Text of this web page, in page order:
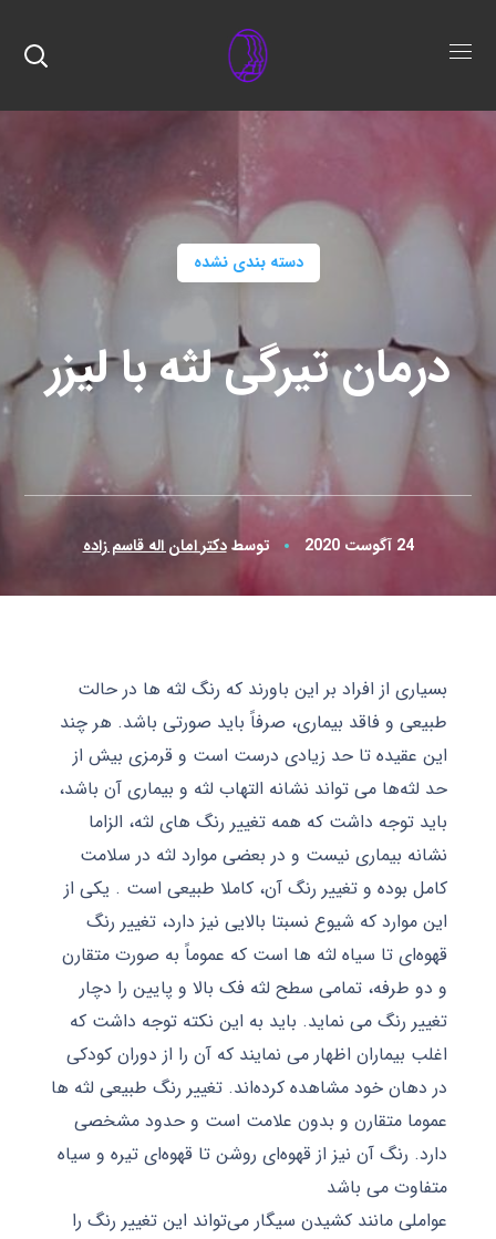
دسته بندی نشده
درمان تیرگی لثه با لیزر
24 آگوست 2020 توسطدکتر امان اله قاسم زاده
بسیاری از افراد بر این باورند که رنگ لثه‌ ها در حالت
طبیعی و فاقد بیماری، صرفاً باید صورتی باشد. هر چند
این عقیده تا حد زیادی درست است و قرمزی بیش از
حد لثه‌ها می ‌تواند نشانه التهاب لثه و بیماری آن باشد،
باید توجه داشت که همه تغییر رنگ ‌های لثه، الزاما
نشانه بیماری نیست و در بعضی موارد لثه در سلامت
کامل بوده و تغییر رنگ آن، کاملا طبیعی است . یکی از
این موارد که شیوع نسبتا بالایی نیز دارد، تغییر رنگ
قهوه‌ای تا سیاه لثه‌ ها است که عموماً به صورت متقارن
و دو طرفه، تمامی سطح لثه فک بالا و پایین را دچار
تغییر رنگ می ‌نماید. باید به این نکته توجه داشت که
اغلب بیماران اظهار می ‌نمایند که آن را از دوران کودکی
در دهان خود مشاهده کرده‌اند. تغییر رنگ طبیعی لثه ‌ها
عموما متقارن و بدون علامت است و حدود مشخصی
دارد. رنگ آن نیز از قهوه‌ای روشن تا قهوه‌ای تیره و سیاه
متفاوت می ‌باشد
عواملی مانند کشیدن سیگار می‌تواند این تغییر رنگ را